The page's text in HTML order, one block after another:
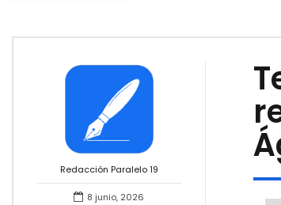
Redacción Paralelo 19
8 junio, 2026